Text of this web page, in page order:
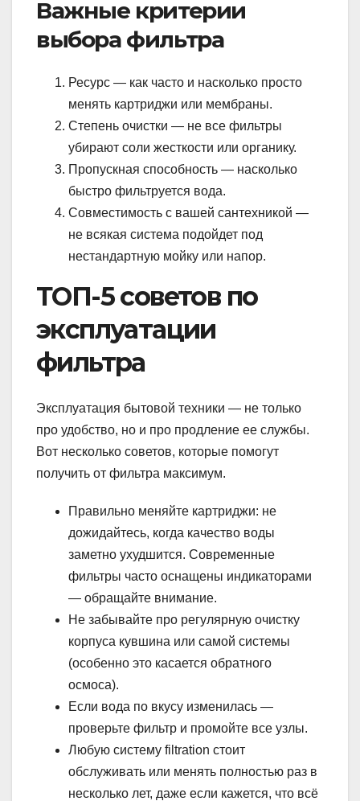
Важные критерии
выбора фильтра
Ресурс — как часто и насколько просто
менять картриджи или мембраны.
Степень очистки — не все фильтры
убирают соли жесткости или органику.
Пропускная способность — насколько
быстро фильтруется вода.
Совместимость с вашей сантехникой —
не всякая система подойдет под
нестандартную мойку или напор.
ТОП-5 советов по
эксплуатации
фильтра
Эксплуатация бытовой техники — не только
про удобство, но и про продление ее службы.
Вот несколько советов, которые помогут
получить от фильтра максимум.
Правильно меняйте картриджи: не
дожидайтесь, когда качество воды
заметно ухудшится. Современные
фильтры часто оснащены индикаторами
— обращайте внимание.
Не забывайте про регулярную очистку
корпуса кувшина или самой системы
(особенно это касается обратного
осмоса).
Если вода по вкусу изменилась —
проверьте фильтр и промойте все узлы.
Любую систему filtration стоит
обслуживать или менять полностью раз в
несколько лет, даже если кажется, что всё